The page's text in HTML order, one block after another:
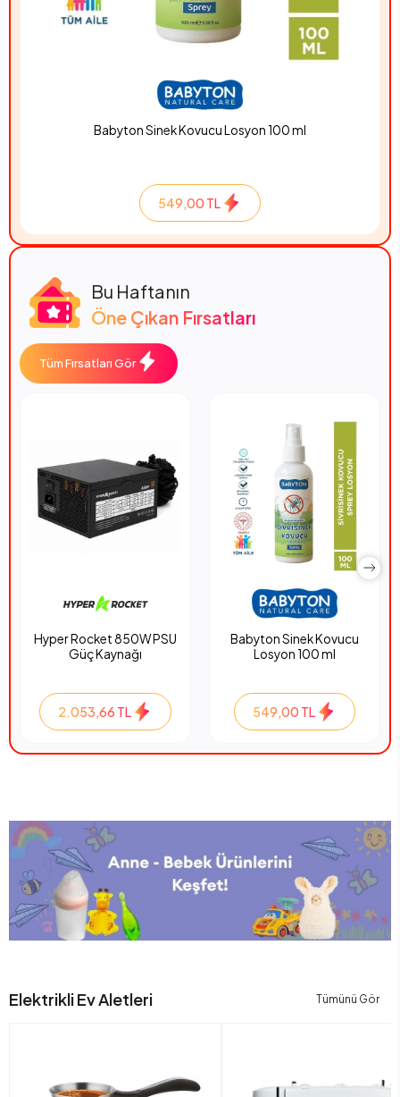
Babyton Sinek Kovucu Losyon 100 ml
549,00 TL
Bu Haftanın
Öne Çıkan Fırsatları
Tüm Fırsatları Gör
Hyper Rocket 850W PSU
Güç Kaynağı
2.053,66 TL
Babyton Sinek Kovucu
Losyon 100 ml
549,00 TL
Elektrikli Ev Aletleri Tümünü Gör